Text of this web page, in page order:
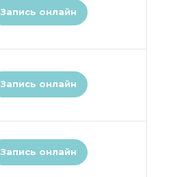
Запись онлайн
Запись онлайн
Запись онлайн